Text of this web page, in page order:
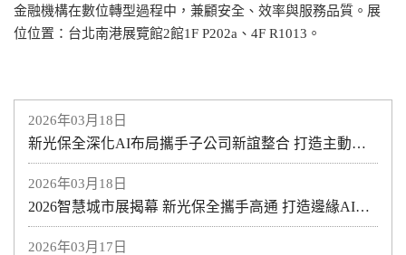
2026年03月18日
新光保全深化AI布局攜手子公司新誼整合 打造主動式智慧防護新模式助力醫療與產業安全升級
2026年03月18日
2026智慧城市展揭幕 新光保全攜手高通 打造邊緣AI智慧防護新紀元
2026年03月17日
金融機構在數位轉型過程中，兼顧安全、效率與服務品質。展
位位置：台北南港展覽館2館1F P202a、4F R1013。